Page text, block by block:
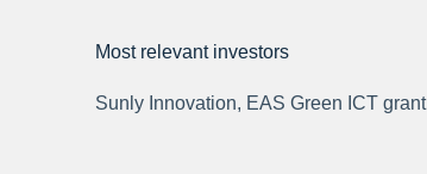
Most relevant investors
Sunly Innovation, EAS Green ICT grant